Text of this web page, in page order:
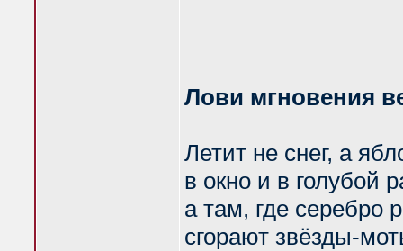
Лови мгновения
Летит не снег, а
в окно и в голубой
а там, где серебро
сгорают звёзды-